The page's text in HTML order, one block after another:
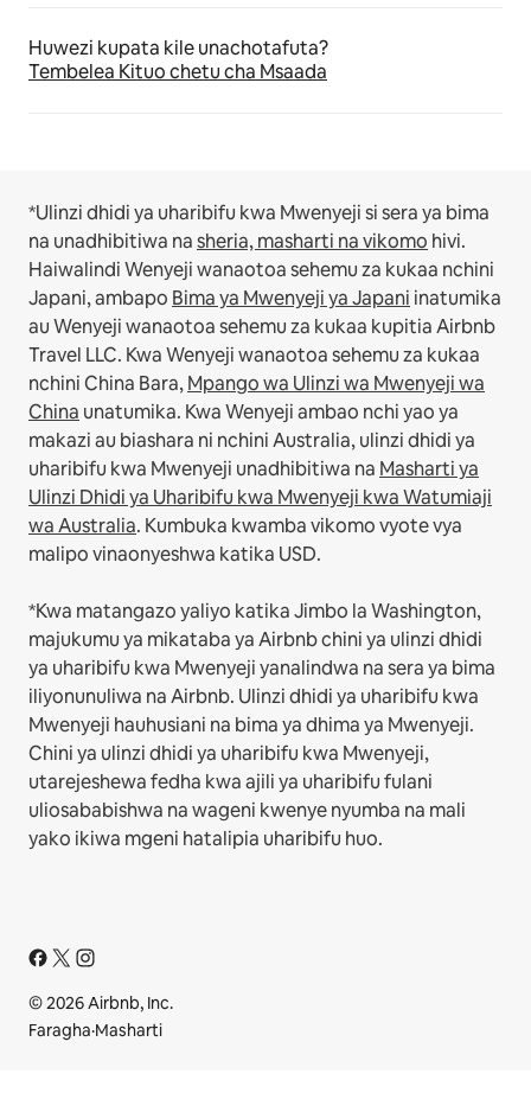
Huwezi kupata kile unachotafuta?
Tembelea Kituo chetu cha Msaada
*Ulinzi dhidi ya uharibifu kwa Mwenyeji si sera ya bima
na unadhibitiwa nasheria, masharti na vikomo hivi.
Haiwalindi Wenyeji wanaotoa sehemu za kukaa nchini
Japani, ambapo Bima ya Mwenyeji ya Japani inatumika
au Wenyeji wanaotoa sehemu za kukaa kupitia Airbnb
Travel LLC. Kwa Wenyeji wanaotoa sehemu za kukaa
nchini China Bara,Mpango wa Ulinzi wa Mwenyeji wa
China unatumika. Kwa Wenyeji ambao nchi yao ya
makazi au biashara ni nchini Australia, ulinzi dhidi ya
uharibifu kwa Mwenyeji unadhibitiwa na Masharti ya
Ulinzi Dhidi ya Uharibifu kwa Mwenyeji kwa Watumiaji
wa Australia. Kumbuka kwamba vikomo vyote vya
malipo vinaonyeshwa katika USD.
*Kwa matangazo yaliyo katika Jimbo la Washington,
majukumu ya mikataba ya Airbnb chini ya ulinzi dhidi
ya uharibifu kwa Mwenyeji yanalindwa na sera ya bima
iliyonunuliwa na Airbnb. Ulinzi dhidi ya uharibifu kwa
Mwenyeji hauhusiani na bima ya dhima ya Mwenyeji.
Chini ya ulinzi dhidi ya uharibifu kwa Mwenyeji,
utarejeshewa fedha kwa ajili ya uharibifu fulani
uliosababishwa na wageni kwenye nyumba na mali
yako ikiwa mgeni hatalipia uharibifu huo.
© 2026 Airbnb, Inc.
Faragha·Masharti